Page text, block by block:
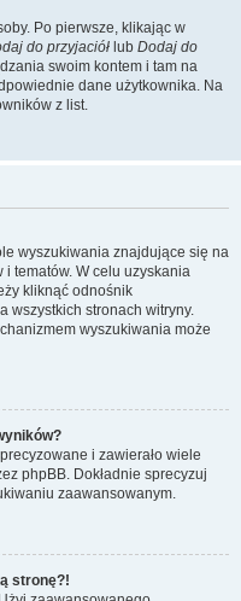
Po pierwsze, klikając w
do przyjaciół lub Dodaj do
swoim kontem i tam na
dane użytkownika. Na
z list.
wyszukiwania znajdujące się na
i tematów. W celu uzyskania
kliknąć odnośnik
wszystkich stronach witryny.
wyszukiwania może
i zawierało wiele
phpBB. Dokładnie sprecyzuj
zaawansowanym.
stronę?!